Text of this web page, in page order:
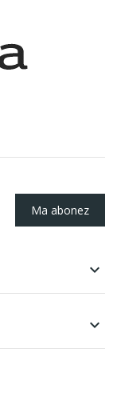
Ma abonez

